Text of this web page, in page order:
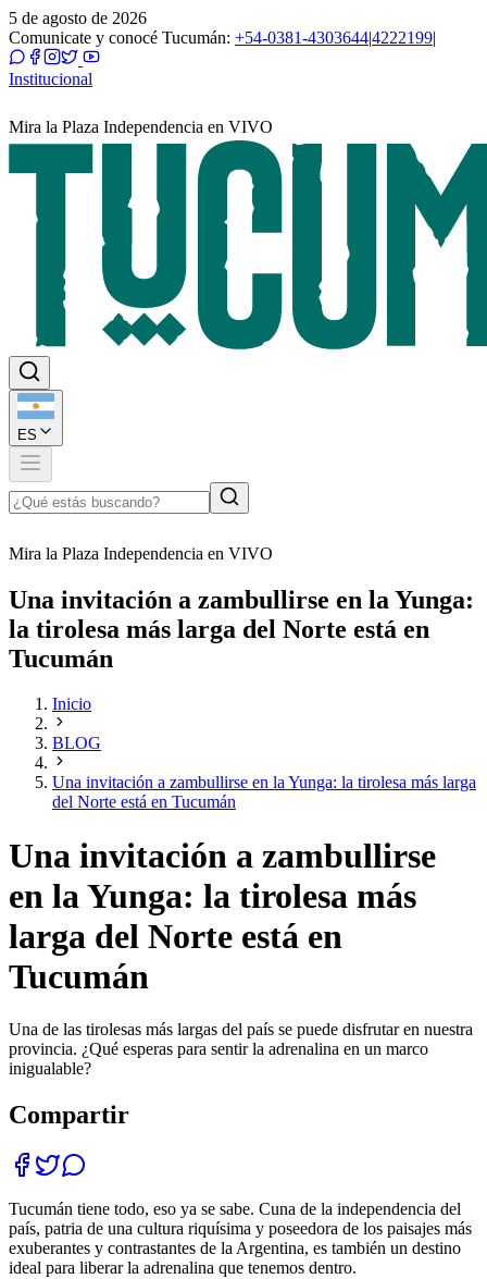
5 de agosto de 2026
Comunicate y conocé Tucumán: +54-0381-4303644|4222199|
Institucional
Mira la Plaza Independencia en VIVO
ES
Mira la Plaza Independencia en VIVO
Una invitación a zambullirse en la Yunga:
la tirolesa más larga del Norte está en
Tucumán
Inicio
BLOG
Una invitación a zambullirse en la Yunga: la tirolesa más larga
del Norte está en Tucumán
Una invitación a zambullirse
en la Yunga: la tirolesa más
larga del Norte está en
Tucumán
Una de las tirolesas más largas del país se puede disfrutar en nuestra
provincia. ¿Qué esperas para sentir la adrenalina en un marco
inigualable?
Compartir
Tucumán tiene todo, eso ya se sabe. Cuna de la independencia del
país, patria de una cultura riquísima y poseedora de los paisajes más
exuberantes y contrastantes de la Argentina, es también un destino
ideal para liberar la adrenalina que tenemos dentro.